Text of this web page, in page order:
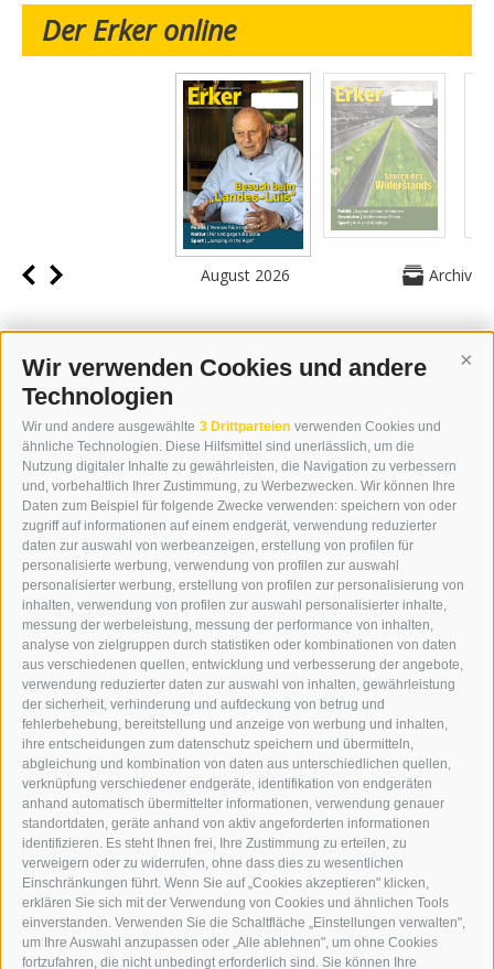
Wir verwenden Cookies und andere
Technologien
Wir und andere ausgewählte 3 Drittparteien verwenden Cookies und
ähnliche Technologien. Diese Hilfsmittel sind unerlässlich, um die
Nutzung digitaler Inhalte zu gewährleisten, die Navigation zu verbessern
und, vorbehaltlich Ihrer Zustimmung, zu Werbezwecken. Wir können Ihre
Daten zum Beispiel für folgende Zwecke verwenden: speichern von oder
zugriff auf informationen auf einem endgerät, verwendung reduzierter
daten zur auswahl von werbeanzeigen, erstellung von profilen für
personalisierte werbung, verwendung von profilen zur auswahl
personalisierter werbung, erstellung von profilen zur personalisierung von
inhalten, verwendung von profilen zur auswahl personalisierter inhalte,
messung der werbeleistung, messung der performance von inhalten,
analyse von zielgruppen durch statistiken oder kombinationen von daten
aus verschiedenen quellen, entwicklung und verbesserung der angebote,
verwendung reduzierter daten zur auswahl von inhalten, gewährleistung
der sicherheit, verhinderung und aufdeckung von betrug und
fehlerbehebung, bereitstellung und anzeige von werbung und inhalten,
ihre entscheidungen zum datenschutz speichern und übermitteln,
abgleichung und kombination von daten aus unterschiedlichen quellen,
verknüpfung verschiedener endgeräte, identifikation von endgeräten
anhand automatisch übermittelter informationen, verwendung genauer
standortdaten, geräte anhand von aktiv angeforderten informationen
identifizieren. Es steht Ihnen frei, Ihre Zustimmung zu erteilen, zu
verweigern oder zu widerrufen, ohne dass dies zu wesentlichen
Einschränkungen führt. Wenn Sie auf „Cookies akzeptieren" klicken,
erklären Sie sich mit der Verwendung von Cookies und ähnlichen Tools
einverstanden. Verwenden Sie die Schaltfläche „Einstellungen verwalten",
um Ihre Auswahl anzupassen oder „Alle ablehnen", um ohne Cookies
fortzufahren, die nicht unbedingt erforderlich sind. Sie können Ihre
Der Erker online
August 2026 Archiv
KONTAKT
WIPP-MEDIA GMBH
DER ERKER
NEUSTADT 20A
I-39049 STERZING
TEL.: +39 0472 766876
GRAFIK@DERERKER.IT
INFO@DERERKER.IT
BARBARA.FONTANA@DERERKER.IT
DER ERKER
WERBEN IM ERKER
ONLINE-WERBUNG
SEPA-DAUERAUFTRAG
REGELN LESERKOMMENTARE
ONLINE VOTING
SERVICE
VERANSTALTUNGSKALENDER
KLEINANZEIGER
NÜTZLICHE LINKS